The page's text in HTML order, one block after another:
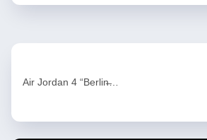
Air Jordan 4 “Berlin̶…